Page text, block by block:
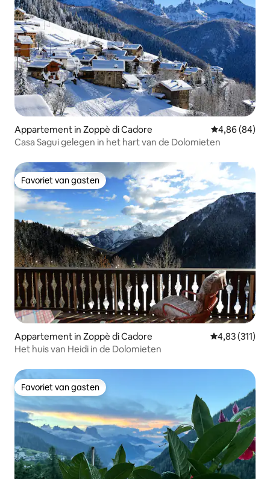
Appartement in Zoppè di Cadore Gemiddelde
4,86 (84)
Casa Sagui gelegen in het hart van de Dolomieten
Favoriet van gasten
Favoriet van gasten
Appartement in Zoppè di Cadore Gemiddelde
4,83 (311)
Het huis van Heidi in de Dolomieten
Favoriet van gasten
Favoriet van gasten